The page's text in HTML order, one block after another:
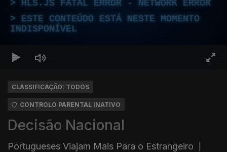
HLS.JS FATAL ERROR - NETWORK ERROR
ESTE CONTEÚDO ESTÁ NESTE MOMENTO
INDISPONÍVEL
CLASSIFICAÇÃO: TODOS
CONTROLO PARENTAL INATIVO
Decisão Nacional
Portugueses Viajam Mais Para o Estrangeiro